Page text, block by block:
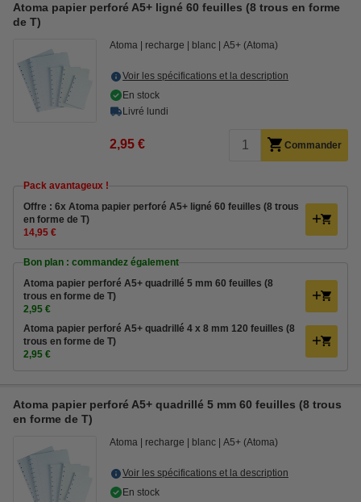
Atoma papier perforé A5+ ligné 60 feuilles (8 trous en forme
de T)
Atoma recharge blanc A5+ (Atoma)
Voir les spécifications et la description
En stock
Livré lundi
2,95 € Commander
Pack avantageux !
Offre : 6x Atoma papier perforé A5+ ligné 60 feuilles (8 trous
en forme de T)
14,95 €
Bon plan : commandez également
Atoma papier perforé A5+ quadrillé 5 mm 60 feuilles (8
trous en forme de T)
2,95 €
Atoma papier perforé A5+ quadrillé 4 x 8 mm 120 feuilles (8
trous en forme de T)
2,95 €
Atoma papier perforé A5+ quadrillé 5 mm 60 feuilles (8 trous
en forme de T)
Atoma recharge blanc A5+ (Atoma)
Voir les spécifications et la description
En stock